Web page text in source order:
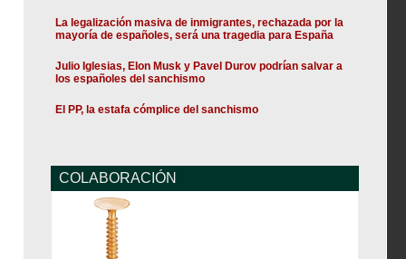
La legalización masiva de inmigrantes, rechazada por la
mayoría de españoles, será una tragedia para España
Julio Iglesias, Elon Musk y Pavel Durov podrían salvar a
los españoles del sanchismo
El PP, la estafa cómplice del sanchismo
COLABORACIÓN